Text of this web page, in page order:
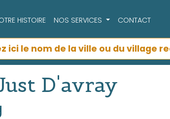
HISTOIRE NOS SERVICES CONTACT
D'avray